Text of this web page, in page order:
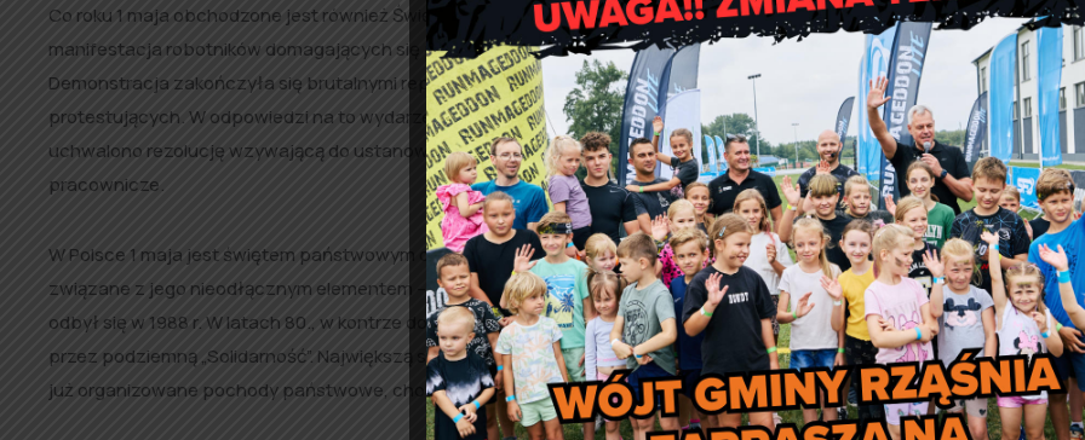
Co roku 1 maja obchodzone jest również Święto Pracy. Jego historia sięga końca XIX w., kiedy to w Chicago miała miejsce
manifestacja robotników domagających się poprawy warunków pracy, w tym m.in. skrócenia dnia pracy do 8 godzin.
Demonstracja zakończyła się brutalnymi represjami ze strony policji, która otworzyła ogień do tłumu, zabijając kilku
protestujących. W odpowiedzi na to wydarzenie w 1889 r. zorganizowano w Paryżu Kongres Międzynarodówki II, podczas
uchwalono rezolucję wzywającą do ustanowienia międzynarodowego święta pracy, upamiętniającego walkę robotników
pracownicze.
W Polsce 1 maja jest świętem państwowym od 1950 r. W okresie Polski Ludowej było to jedno z największych świąt w roku,
związane z jego nieodłącznym elementem – pochodem pierwszomajowym. Ostatni taki pochód w uroczystej PRL-
odbył się w 1988 r. W latach 80., w kontrze do oficjalnych obchodów pierwszomajowych, odbywały się manifestacje
przez podziemną „Solidarność”. Największą siłę pokazały w okresie stanu wojennego, tj. w latach 1982 i 1983. Dzisiaj 1
już organizowane pochody państwowe, chociaż dzień ten nadal pozostaje dniem wolnym od pracy.